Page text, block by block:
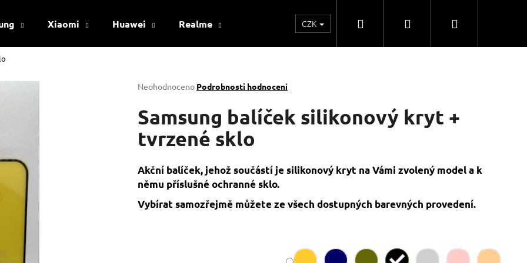
Xiaomi Huawei Realme Kontakty Obchodní spolupráce
CZK Hledat PřihlášeníNákupní
Průměrné
produktu
je
0,0
z
hvězdiček.
Neohodnoceno Podrobnosti hodnocení
Samsung balíček silikonový kryt +
tvrzené sklo
Akční balíček, jehož součástí je silikonový kryt na Vámi zvolený model a k
němu příslušné ochranné sklo.
Vybírat samozřejmě můžete ze všech dostupných barevných provedení.